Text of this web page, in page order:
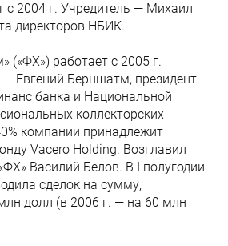
с 2004 г. Учредитель — Михаил
директоров НБИК.
(«ФХ») работает с 2005 г.
Евгений Берншатм, президент
банка и Национальной
коллекторских
компании принадлежит
Vacero Holding. Возглавил
Василий Белов. В I полугодии
сделок на сумму,
долл (в 2006 г. — на 60 млн